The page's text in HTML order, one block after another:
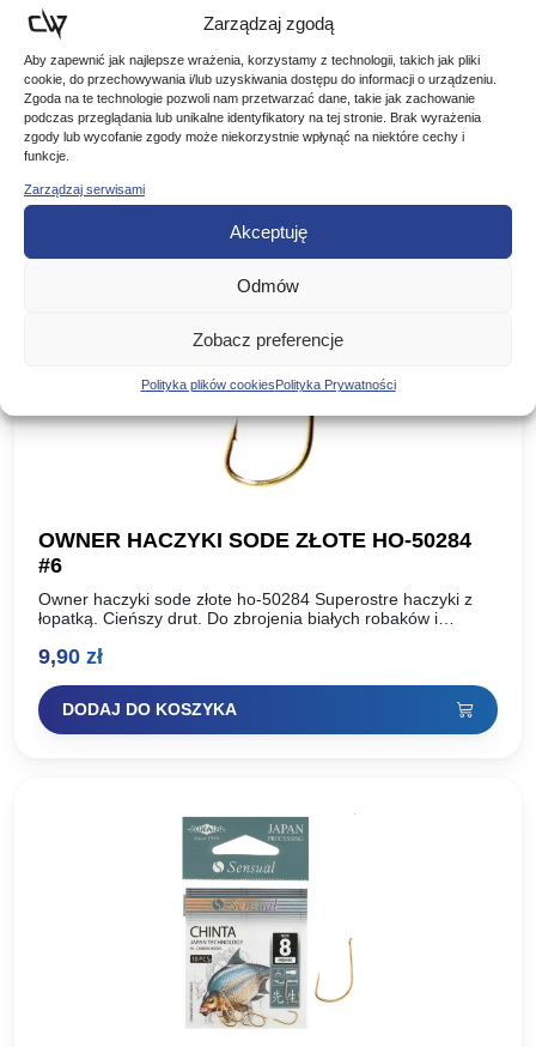
Zarządzaj zgodą
Aby zapewnić jak najlepsze wrażenia, korzystamy z technologii, takich jak pliki
cookie, do przechowywania i/lub uzyskiwania dostępu do informacji o urządzeniu.
Zgoda na te technologie pozwoli nam przetwarzać dane, takie jak zachowanie
podczas przeglądania lub unikalne identyfikatory na tej stronie. Brak wyrażenia
zgody lub wycofanie zgody może niekorzystnie wpłynąć na niektóre cechy i
funkcje.
Zarządzaj serwisami
Akceptuję
Odmów
Zobacz preferencje
Polityka plików cookiesPolityka Prywatności
Podobne produkty
Poznaj podobne produkty, które mogą Ci się spodobać
OWNER HACZYKI SODE ZŁOTE HO-50284
#6
Owner haczyki sode złote ho-50284 Superostre haczyki z
łopatką. Cieńszy drut. Do zbrojenia białych robaków i
wyczynowców. Rozmiar haka:…
9,90 zł
DODAJ DO KOSZYKA